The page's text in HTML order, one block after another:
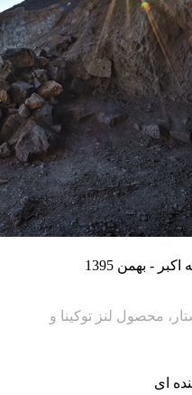
- بهمن 1395
محصول لنز توکینا و
ای